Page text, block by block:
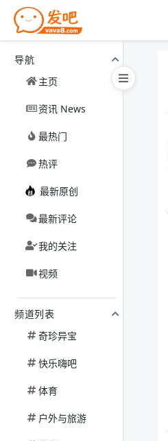
导航
主页
资讯 News
最热门
热评
最新原创
最新评论
我的关注
视频
频道列表
奇珍异宝
快乐嗨吧
体育
户外与旅游